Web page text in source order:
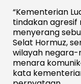
“Kementerian
tindakan agresif
menyerang
Selat Hormuz,
wilayah
menara
kata